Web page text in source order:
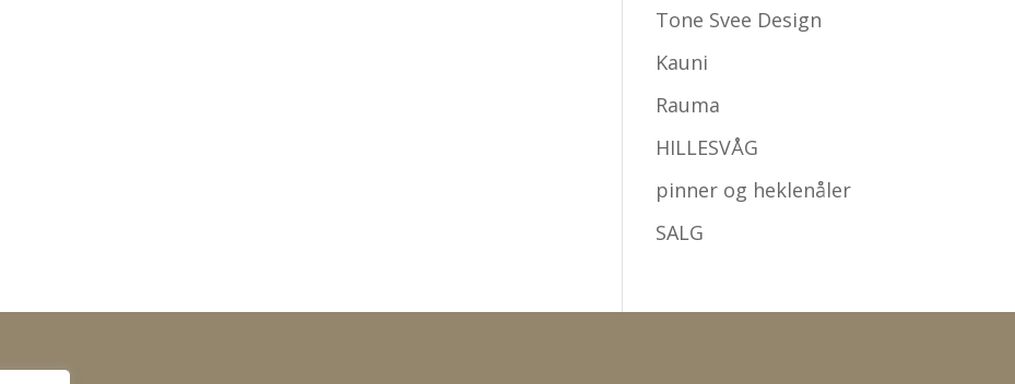
Tone Svee Design
Kauni
Rauma
HILLESVÅG
pinner og heklenåler
SALG